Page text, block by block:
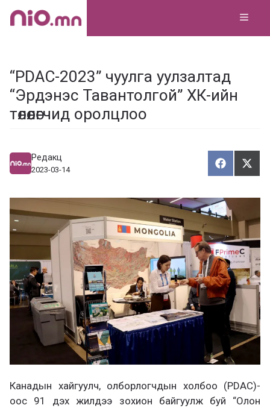
Skip
“PDAC-2023” чуулга уулзалтад
“Эрдэнэс Тавантолгой” ХК-ийн
төлөөлөгчид оролцлоо
Редакц
2023-03-14
Х
у
а
а
л
а
х
Т
ү
э
х
Канадын хайгуулч, олборлогчдын холбоо (PDAC)-
оос 91 дэх жилдээ зохион байгуулж буй “Олон